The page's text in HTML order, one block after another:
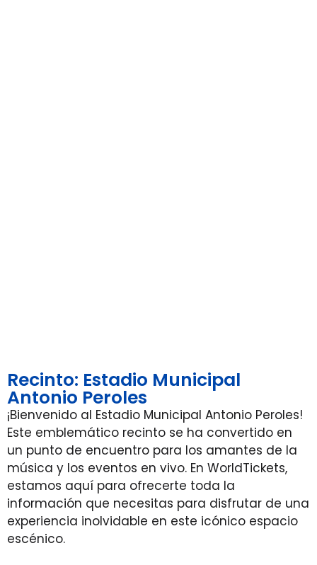
Recinto: Estadio Municipal
Antonio Peroles
¡Bienvenido al Estadio Municipal Antonio Peroles!
Este emblemático recinto se ha convertido en
un punto de encuentro para los amantes de la
música y los eventos en vivo. En WorldTickets,
estamos aquí para ofrecerte toda la
información que necesitas para disfrutar de una
experiencia inolvidable en este icónico espacio
escénico.